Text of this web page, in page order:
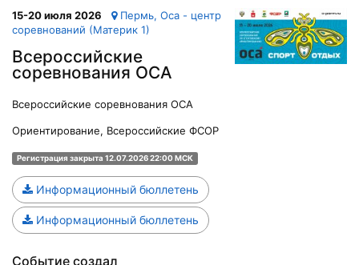
15-20 июля 2026
Пермь, Оса - центр
соревнований (Материк 1)
Всероссийские
соревнования ОСА
Всероссийские соревнования ОСА
Ориентирование, Всероссийские ФСОР
Регистрация закрыта 12.07.2026 22:00 МСК
Информационный бюллетень
Информационный бюллетень
Событие создал